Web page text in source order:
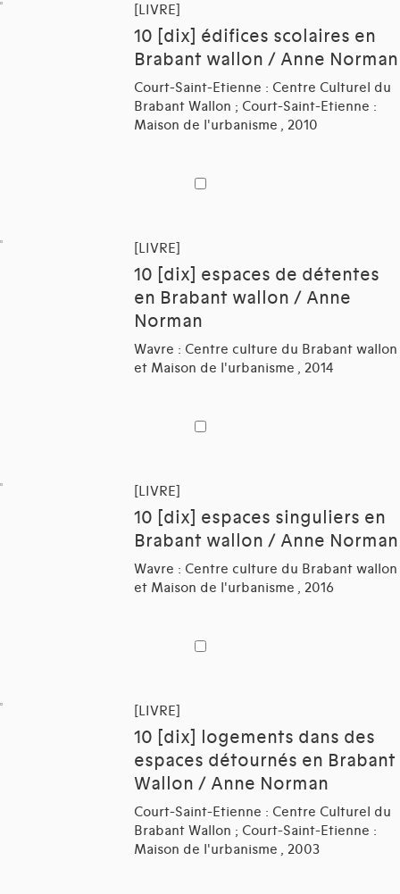
[LIVRE]
10 [dix] édifices scolaires en
Brabant wallon / Anne Norman
Court-Saint-Etienne : Centre Culturel du
Brabant Wallon ; Court-Saint-Etienne :
Maison de l'urbanisme , 2010
[LIVRE]
10 [dix] espaces de détentes
en Brabant wallon / Anne
Norman
Wavre : Centre culture du Brabant wallon
et Maison de l'urbanisme , 2014
[LIVRE]
10 [dix] espaces singuliers en
Brabant wallon / Anne Norman
Wavre : Centre culture du Brabant wallon
et Maison de l'urbanisme , 2016
[LIVRE]
10 [dix] logements dans des
espaces détournés en Brabant
Wallon / Anne Norman
Court-Saint-Etienne : Centre Culturel du
Brabant Wallon ; Court-Saint-Etienne :
Maison de l'urbanisme , 2003